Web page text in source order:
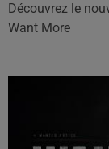
Découvrez le
Want More